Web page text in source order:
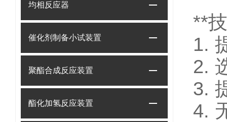
均相反应器
催化剂制备小试装置
聚酯合成反应装置
酯化加氢反应装置
**
1.
2.
3.
4.